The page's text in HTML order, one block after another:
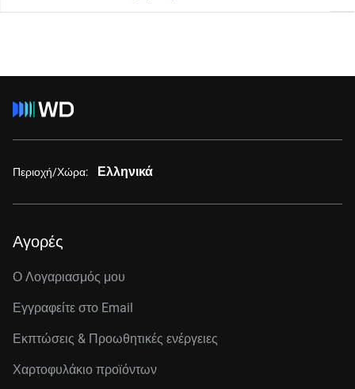
Περιοχή/Χώρα: Ελληνικά
Αγορές
Ο Λογαριασμός μου
Εγγραφείτε στo Email
Εκπτώσεις & Προωθητικές ενέργειες
Χαρτοφυλάκιο προϊόντων